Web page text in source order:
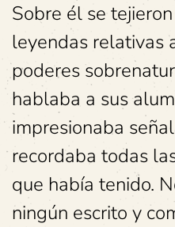
Sobre él se
leyendas relativas
poderes
hablaba a sus
impresionaba
recordaba todas
que había tenido.
ningún escrito y